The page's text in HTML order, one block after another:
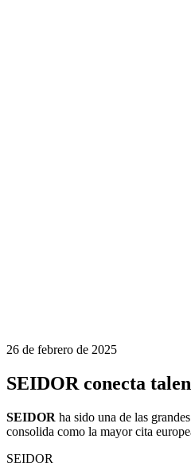
26 de febrero de 2025
SEIDOR conecta
SEIDOR ha sido una de las
consolida como la mayor cita
SEIDOR